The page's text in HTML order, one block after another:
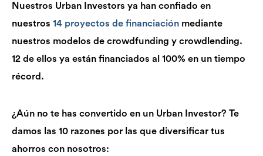
Nuestros Urban Investors ya han confiado en
nuestros 14 proyectos de financiación mediante
nuestros modelos de crowdfunding y crowdlending.
12 de ellos ya están financiados al 100% en un tiempo
récord.
¿Aún no te has convertido en un Urban Investor? Te
damos las 10 razones por las que diversificar tus
ahorros con nosotros: